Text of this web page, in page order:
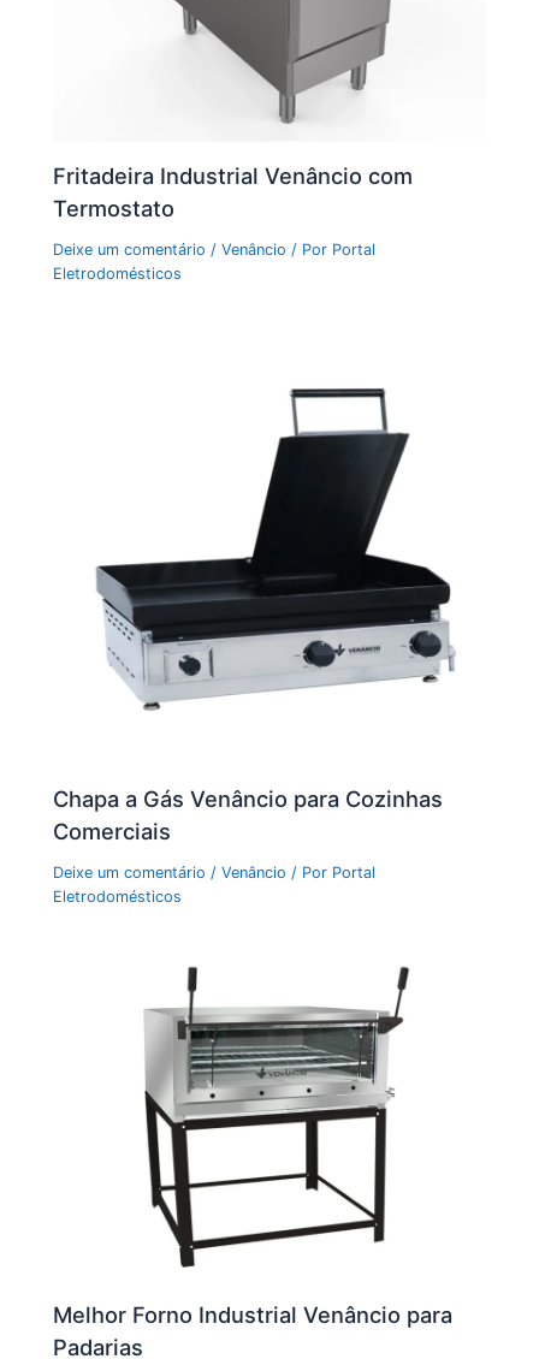
Fritadeira Industrial Venâncio com
Termostato
Deixe um comentário /Venâncio / Por Portal
Eletrodomésticos
Chapa a Gás Venâncio para Cozinhas
Comerciais
Deixe um comentário /Venâncio / Por Portal
Eletrodomésticos
Melhor Forno Industrial Venâncio para
Padarias